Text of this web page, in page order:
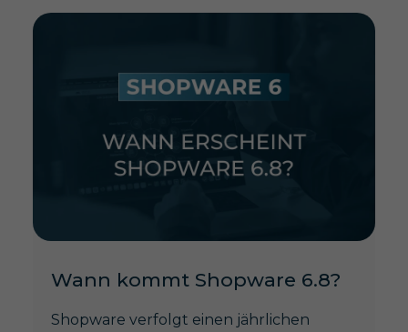
Wann kommt Shopware 6.8?
Shopware verfolgt einen jährlichen